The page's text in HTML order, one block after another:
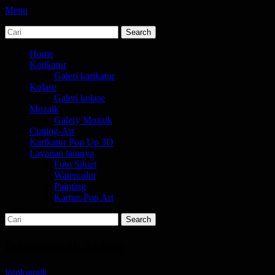
Menu
jasa karikatur dan mozaik
tempat bikin karikatur Jakarta
Search
for:
Primary
Menu
Home
Karikatur
Galeri karikatur
Kolase
Galeri kolase
Mozaik
Galery Mozaik
Cutting-Art
Karikatur Pop Up 3D
Layanan lainnya
Foto Siluet
Watercolor
Painting
Kartun Pop Art
Search
Search
for:
Posted
Author
fotokuunik